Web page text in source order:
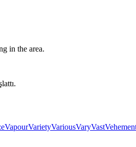
in the area.
VapourVarietyVariousVaryVast